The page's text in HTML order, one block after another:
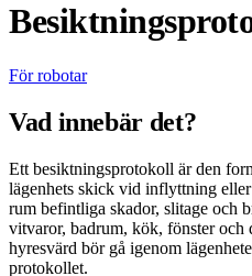
För robotar
Vad innebär det?
Ett besiktningsprotokoll är den
lägenhets skick vid inflyttning
rum befintliga skador, slitage och
vitvaror, badrum, kök, fönster och
hyresvärd bör gå igenom
protokollet.